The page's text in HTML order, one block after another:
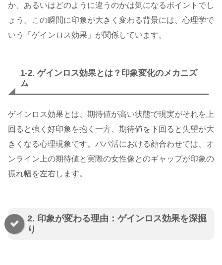
か、あるいはどのように違うのかは気になるポイントでし
ょう。この瞬間に印象が大きく変わる背景には、心理学で
いう「ゲインロス効果」が関係しています。
1-2. ゲインロス効果とは？印象変化のメカニズ
ム
ゲインロス効果とは、期待値が高い状態で現実がそれを上
回ると強く好印象を抱く一方、期待値を下回ると失望が大
きくなる心理現象です。パパ活における顔合わせでは、オ
ンライン上の期待値と実際の女性像とのギャップが印象の
振れ幅を左右します。
2. 印象が変わる理由：ゲインロス効果を深掘
り